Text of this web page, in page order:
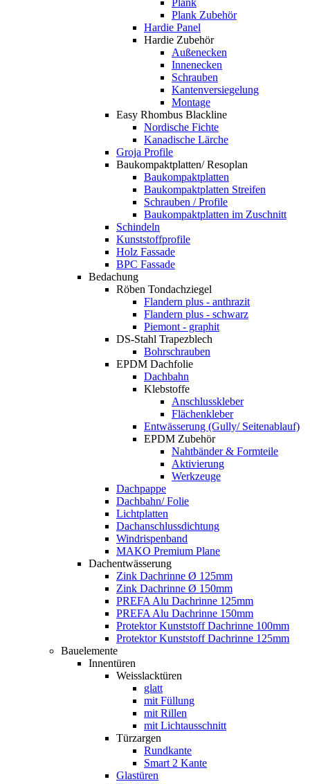
Plank Zubehör
Hardie Panel
Hardie Zubehör
Außenecken
Innenecken
Schrauben
Kantenversiegelung
Montage
Easy Rhombus Blackline
Nordische Fichte
Kanadische Lärche
Groja Profile
Baukompaktplatten/ Resoplan
Baukompaktplatten
Baukompaktplatten Streifen
Schrauben / Profile
Baukompaktplatten im Zuschnitt
Schindeln
Kunststoffprofile
Holz Fassade
BPC Fassade
Bedachung
Röben Tondachziegel
Flandern plus - anthrazit
Flandern plus - schwarz
Piemont - graphit
DS-Stahl Trapezblech
Bohrschrauben
EPDM Dachfolie
Dachbahn
Klebstoffe
Anschlusskleber
Flächenkleber
Entwässerung (Gully/ Seitenablauf)
EPDM Zubehör
Nahtbänder & Formteile
Aktivierung
Werkzeuge
Dachpappe
Dachbahn/ Folie
Lichtplatten
Dachanschlussdichtung
Windrispenband
MAKO Premium Plane
Dachentwässerung
Zink Dachrinne Ø 125mm
Zink Dachrinne Ø 150mm
PREFA Alu Dachrinne 125mm
PREFA Alu Dachrinne 150mm
Protektor Kunststoff Dachrinne 100mm
Protektor Kunststoff Dachrinne 125mm
Bauelemente
Innentüren
Weisslacktüren
glatt
mit Füllung
mit Rillen
mit Lichtausschnitt
Türzargen
Rundkante
Smart 2 Kante
Glastüren